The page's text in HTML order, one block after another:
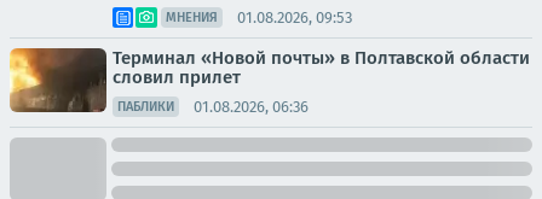
МНЕНИЯ 01.08.2026, 09:53
Терминал «Новой почты» в Полтавской области
словил прилет
ПАБЛИКИ 01.08.2026, 06:36